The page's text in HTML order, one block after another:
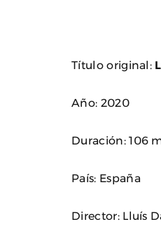
Título original:
Año: 2020
Duración: 106
País: España
Director: Lluís